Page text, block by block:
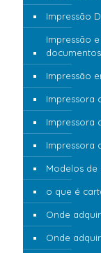
Impressão
Impressão
documentos
Impressão
Impressora
Impressora
Impressora
Modelos de
o que é
Onde
Onde